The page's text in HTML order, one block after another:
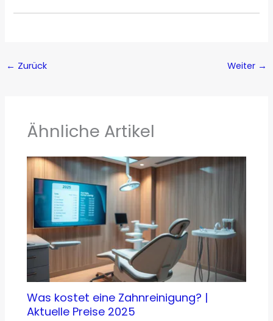
← Zurück Weiter →
Ähnliche Artikel
Was kostet eine Zahnreinigung? |
Aktuelle Preise 2025